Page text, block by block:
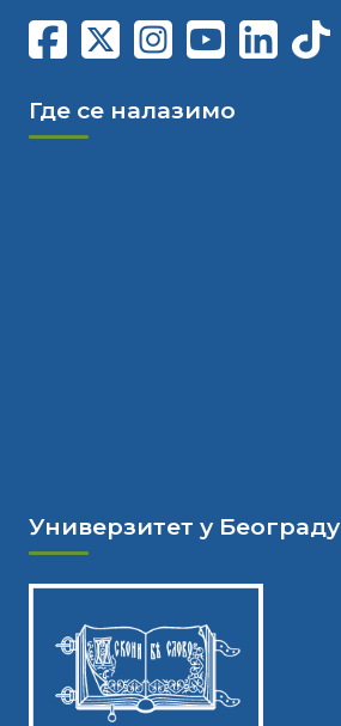
Где се налазимо
Универзитет у Београду